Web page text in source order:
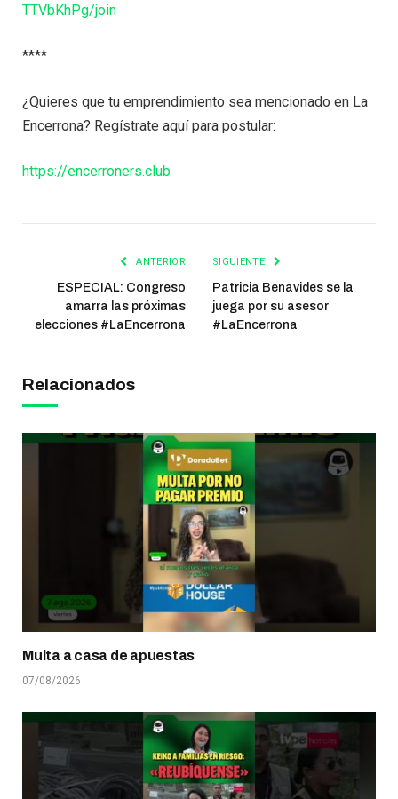
TTVbKhPg/join
****
¿Quieres que tu emprendimiento sea mencionado en La
Encerrona? Regístrate aquí para postular:
https://encerroners.club
ANTERIOR
ESPECIAL: Congreso
amarra las próximas
elecciones #LaEncerrona
SIGUIENTE
Patricia Benavides se la
juega por su asesor
#LaEncerrona
Relacionados
Multa a casa de apuestas
07/08/2026